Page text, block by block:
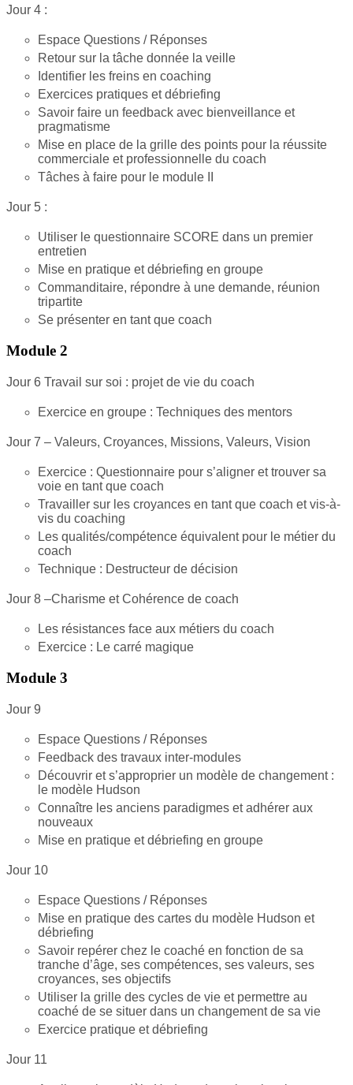
Jour 4 :
Espace Questions / Réponses
Retour sur la tâche donnée la veille
Identifier les freins en coaching
Exercices pratiques et débriefing
Savoir faire un feedback avec bienveillance et
pragmatisme
Mise en place de la grille des points pour la réussite
commerciale et professionnelle du coach
Tâches à faire pour le module II
Jour 5 :
Utiliser le questionnaire SCORE dans un premier
entretien
Mise en pratique et débriefing en groupe
Commanditaire, répondre à une demande, réunion
tripartite
Se présenter en tant que coach
Module 2
Jour 6 Travail sur soi : projet de vie du coach
Exercice en groupe : Techniques des mentors
Jour 7 – Valeurs, Croyances, Missions, Valeurs, Vision
Exercice : Questionnaire pour s’aligner et trouver sa
voie en tant que coach
Travailler sur les croyances en tant que coach et vis-à-
vis du coaching
Les qualités/compétence équivalent pour le métier du
coach
Technique : Destructeur de décision
Jour 8 –Charisme et Cohérence de coach
Les résistances face aux métiers du coach
Exercice : Le carré magique
Module 3
Jour 9
Espace Questions / Réponses
Feedback des travaux inter-modules
Découvrir et s’approprier un modèle de changement :
le modèle Hudson
Connaître les anciens paradigmes et adhérer aux
nouveaux
Mise en pratique et débriefing en groupe
Jour 10
Espace Questions / Réponses
Mise en pratique des cartes du modèle Hudson et
débriefing
Savoir repérer chez le coaché en fonction de sa
tranche d’âge, ses compétences, ses valeurs, ses
croyances, ses objectifs
Utiliser la grille des cycles de vie et permettre au
coaché de se situer dans un changement de sa vie
Exercice pratique et débriefing
Jour 11